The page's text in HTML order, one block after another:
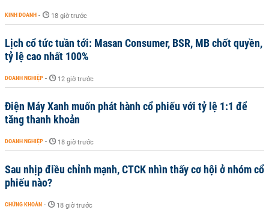
KINH DOANH - 18 giờ trước
Lịch cổ tức tuần tới: Masan Consumer, BSR, MB chốt quyền,
tỷ lệ cao nhất 100%
DOANH NGHIỆP - 12 giờ trước
Điện Máy Xanh muốn phát hành cổ phiếu với tỷ lệ 1:1 để
tăng thanh khoản
DOANH NGHIỆP - 18 giờ trước
Sau nhịp điều chỉnh mạnh, CTCK nhìn thấy cơ hội ở nhóm cổ
phiếu nào?
CHỨNG KHOÁN - 18 giờ trước